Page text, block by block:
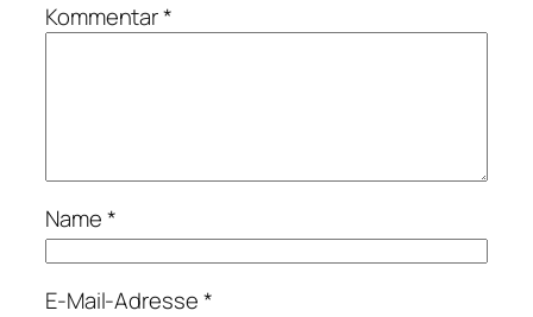
Kommentar*
Name*
E-Mail-Adresse*